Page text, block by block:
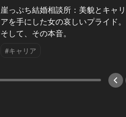
崖っぷち結婚相談所：美貌とキャリ
アを手にした女の哀しいプライド。
そして、その本音。
#キャリア